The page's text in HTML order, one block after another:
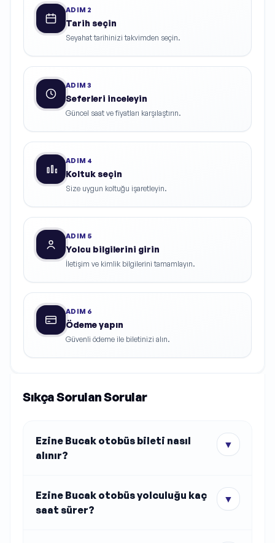
ADIM 2
Tarih seçin
Seyahat tarihinizi takvimden seçin.
ADIM3
Seferleri inceleyin
Güncel saat ve fiyatları karşılaştırın.
ADIM 4
Koltuk seçin
Size uygun koltuğu işaretleyin.
ADIM 5
Yolcu bilgilerini girin
İletişim ve kimlik bilgilerini tamamlayın.
ADIM 6
Ödeme yapın
Güvenli ödeme ile biletinizi alın.
Sıkça Sorulan Sorular
Ezine Bucak otobüs bileti nasıl
alınır?
▼
Ezine Bucak otobüs yolculuğu kaç
saat sürer?
▼